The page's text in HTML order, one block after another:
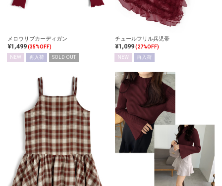
メロウリブカーディガン
¥1,499(35%OFF)
NEW
再入荷 SOLD OUT
チュールフリル兵児帯
¥1,099(27%OFF)
NEW
再入荷